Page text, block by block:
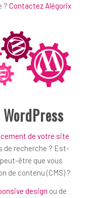
? Contactez Alégorix
de votre site
de recherche ? Est-
être que vous
de contenu (CMS) ?
design ou de